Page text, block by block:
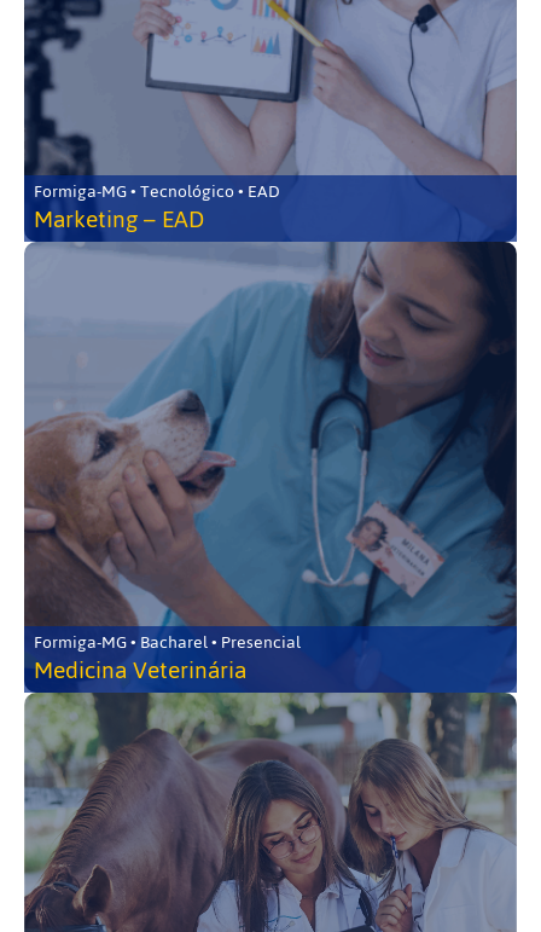
Formiga-MG • Tecnológico • EAD
Marketing – EAD
Formiga-MG • Bacharel • Presencial
Medicina Veterinária